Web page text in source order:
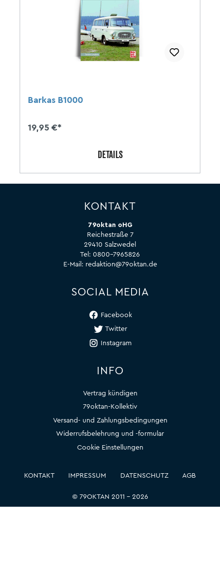
Barkas B1000
19,95 €*
DETAILS
KONTAKT
79oktan oHG
Reichestraße 7
29410 Salzwedel
Tel: 0800-7965826
E-Mail: redaktion@79oktan.de
SOCIAL MEDIA
Facebook
Twitter
Instagram
INFO
Vertrag kündigen
79oktan-Kollektiv
Versand- und Zahlungsbedingungen
Widerrufsbelehrung und -formular
Cookie Einstellungen
© 79OKTAN 2011 – 2026
KONTAKT IMPRESSUM DATENSCHUTZ AGB